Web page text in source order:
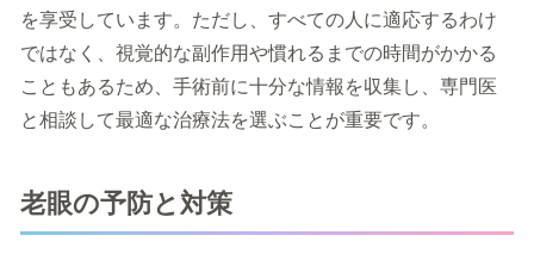
を享受しています。ただし、すべての人に適応するわけ
ではなく、視覚的な副作用や慣れるまでの時間がかかる
こともあるため、手術前に十分な情報を収集し、専門医
と相談して最適な治療法を選ぶことが重要です。
老眼の予防と対策